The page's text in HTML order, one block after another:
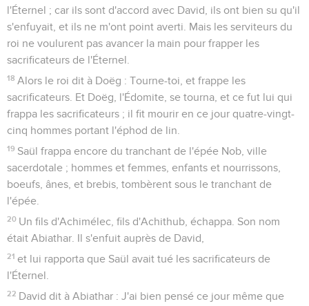
l'Éternel ; car ils sont d'accord avec David, ils ont bien su qu'il
s'enfuyait, et ils ne m'ont point averti. Mais les serviteurs du
roi ne voulurent pas avancer la main pour frapper les
sacrificateurs de l'Éternel.
18 Alors le roi dit à Doëg : Tourne-toi, et frappe les
sacrificateurs. Et Doëg, l'Édomite, se tourna, et ce fut lui qui
frappa les sacrificateurs ; il fit mourir en ce jour quatre-vingt-
cinq hommes portant l'éphod de lin.
19 Saül frappa encore du tranchant de l'épée Nob, ville
sacerdotale ; hommes et femmes, enfants et nourrissons,
boeufs, ânes, et brebis, tombèrent sous le tranchant de
l'épée.
20 Un fils d'Achimélec, fils d'Achithub, échappa. Son nom
était Abiathar. Il s'enfuit auprès de David,
21 et lui rapporta que Saül avait tué les sacrificateurs de
l'Éternel.
22 David dit à Abiathar : J'ai bien pensé ce jour même que